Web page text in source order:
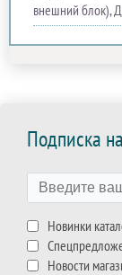
внешний блок),
Подписка
Новинки
Новости